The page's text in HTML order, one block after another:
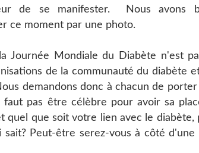
de se manifester. Nous avons
ce moment par une photo.
Journée Mondiale du Diabète n'est
de la communauté du diabète
demandons donc à chacun de
faut pas être célèbre pour avoir sa
quel que soit votre lien avec le
sait? Peut-être serez-vous à côté